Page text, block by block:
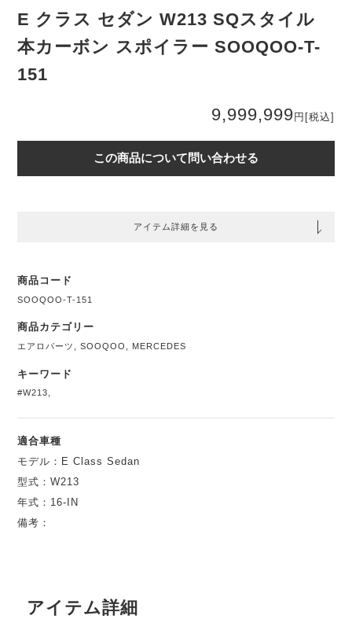
E クラス セダン W213 SQスタイル
本カーボン スポイラー SOOQOO-T-
151
9,999,999円 [税込]
この商品について問い合わせる
アイテム詳細を見る
商品コード
SOOQOO-T-151
商品カテゴリー
エアロパーツ ,SOOQOO MERCEDES
キーワード
#W213
適合車種
モデル：E Class Sedan
型式：W213
年式：16-IN
備考：
アイテム詳細